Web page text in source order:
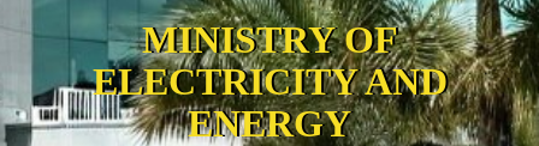
MINISTRY OF
ELECTRICITY AND
ENERGY